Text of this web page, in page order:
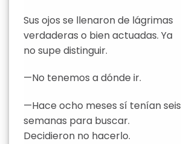
Sus ojos se llenaron de lágrimas
verdaderas o bien actuadas. Ya
no supe distinguir.
—No tenemos a dónde ir.
—Hace ocho meses sí tenían seis
semanas para buscar.
Decidieron no hacerlo.